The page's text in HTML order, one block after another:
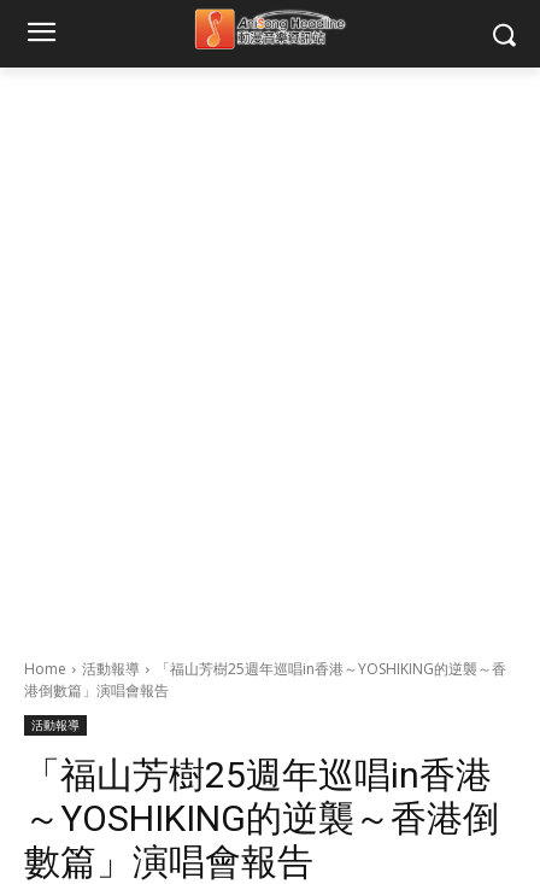
Home 活動報導
「福山芳樹25週年巡唱in香港～YOSHIKING的逆襲～香
港倒數篇」演唱會報告
活動報導
「福山芳樹25週年巡唱in香港
～YOSHIKING的逆襲～香港倒
數篇」演唱會報告